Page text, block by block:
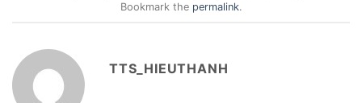
Bookmark the permalink.
TTS_HIEUTHANH